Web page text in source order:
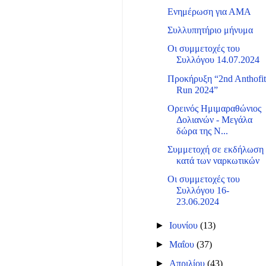
Ενημέρωση για ΑΜΑ
Συλλυπητήριο μήνυμα
Οι συμμετοχές του
Συλλόγου 14.07.2024
Προκήρυξη “2nd
Run 2024”
Ορεινός Ημιμαραθώνιος
Δολιανών - Μεγάλα
δώρα της N...
Συμμετοχή σε εκδήλωση
κατά των ναρκωτικών
Οι συμμετοχές του
Συλλόγου 16-
23.06.2024
►Ιουνίου(13)
►Μαΐου(37)
►